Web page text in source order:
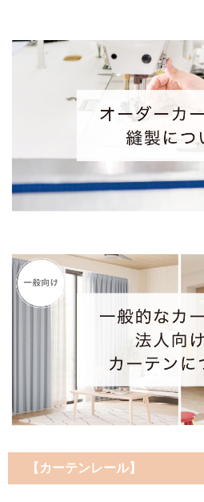
【カーテンレール】